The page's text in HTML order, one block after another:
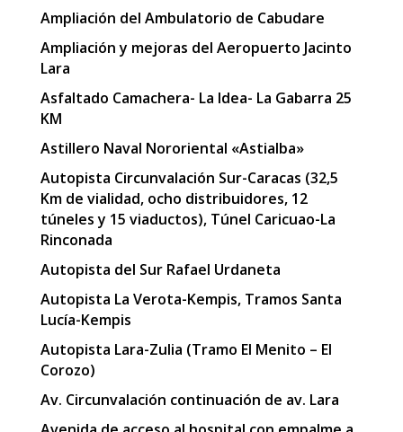
Ampliación del Ambulatorio de Cabudare
Ampliación y mejoras del Aeropuerto Jacinto
Lara
Asfaltado Camachera- La Idea- La Gabarra 25
KM
Astillero Naval Nororiental «Astialba»
Autopista Circunvalación Sur-Caracas (32,5
Km de vialidad, ocho distribuidores, 12
túneles y 15 viaductos), Túnel Caricuao-La
Rinconada
Autopista del Sur Rafael Urdaneta
Autopista La Verota-Kempis, Tramos Santa
Lucía-Kempis
Autopista Lara-Zulia (Tramo El Menito – El
Corozo)
Av. Circunvalación continuación de av. Lara